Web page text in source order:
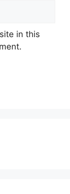
in this